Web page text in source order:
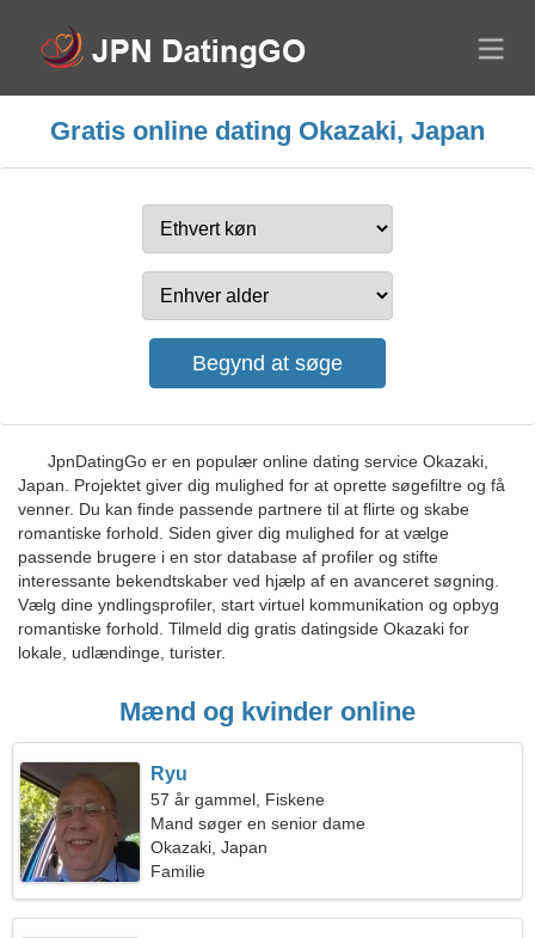
Gratis online dating Okazaki, Japan
JpnDatingGo er en populær online dating service Okazaki,
Japan. Projektet giver dig mulighed for at oprette søgefiltre og få
venner. Du kan finde passende partnere til at flirte og skabe
romantiske forhold. Siden giver dig mulighed for at vælge
passende brugere i en stor database af profiler og stifte
interessante bekendtskaber ved hjælp af en avanceret søgning.
Vælg dine yndlingsprofiler, start virtuel kommunikation og opbyg
romantiske forhold. Tilmeld dig gratis datingside Okazaki for
lokale, udlændinge, turister.
Mænd og kvinder online
Ryu
57 år gammel, Fiskene
Mand søger en senior dame
Okazaki, Japan
Familie